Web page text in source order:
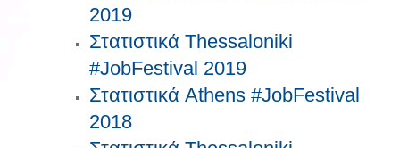
2019
Στατιστικά Thessaloniki
#JobFestival 2019
Στατιστικά Athens #JobFestival
2018